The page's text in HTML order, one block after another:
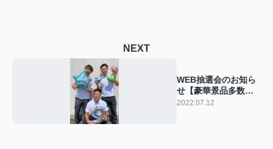
NEXT
WEB抽選会のお知ら
せ【豪華景品多数、
ぜったい見てね！】
2022.07.12